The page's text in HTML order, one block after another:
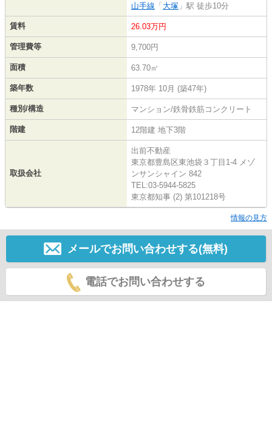
山手線 「 大塚 」駅 徒歩10分
賃料 26.03万円
管理費等 9,700円
面積 63.70㎡
築年数 1978年 10月 (築47年)
種別/構造 マンション/鉄骨鉄筋コンクリート
階建 12階建 地下3階
取扱会社
出前不動産
東京都豊島区東池袋３丁目1-4 メゾ
ンサンシャイン 842
TEL:03-5944-5825
東京都知事 (2) 第101218号
情報の見方
メールでお問い合わせする(無料)
電話でお問い合わせする